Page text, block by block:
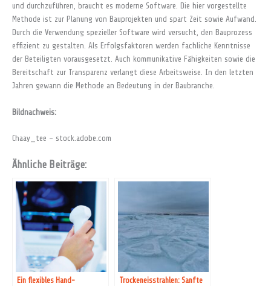
und durchzuführen, braucht es moderne Software. Die hier vorgestellte
Methode ist zur Planung von Bauprojekten und spart Zeit sowie Aufwand.
Durch die Verwendung spezieller Software wird versucht, den Bauprozess
effizient zu gestalten. Als Erfolgsfaktoren werden fachliche Kenntnisse
der Beteiligten vorausgesetzt. Auch kommunikative Fähigkeiten sowie die
Bereitschaft zur Transparenz verlangt diese Arbeitsweise. In den letzten
Jahren gewann die Methode an Bedeutung in der Baubranche.
Bildnachweis:
Chaay_tee – stock.adobe.com
Ähnliche Beiträge:
Ein flexibles Hand-
Trockeneisstrahlen: Sanfte